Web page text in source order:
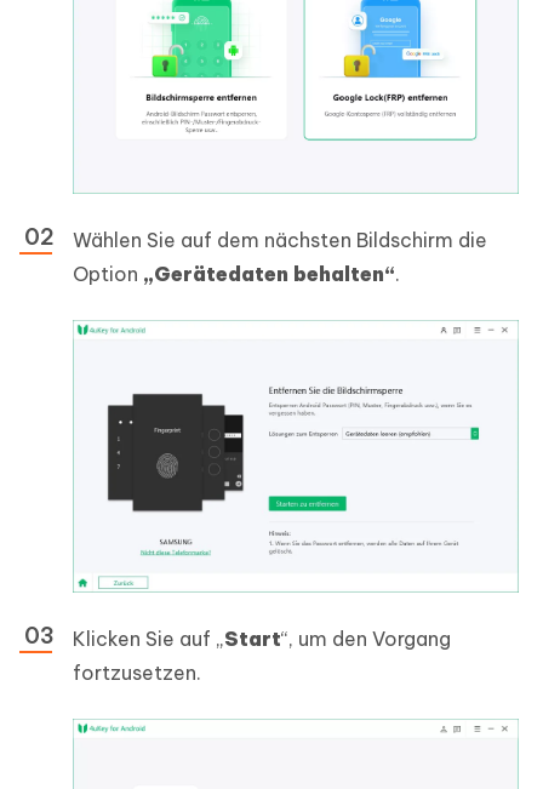
Wählen Sie auf dem nächsten Bildschirm die
Option „Gerätedaten behalten“.
Klicken Sie auf „Start“, um den Vorgang
fortzusetzen.